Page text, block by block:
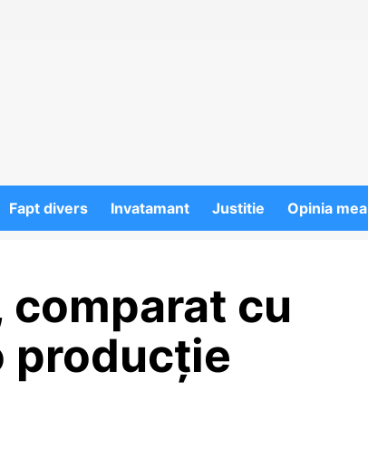
Fapt divers Invatamant Justitie Opinia mea
comparat cu
producție